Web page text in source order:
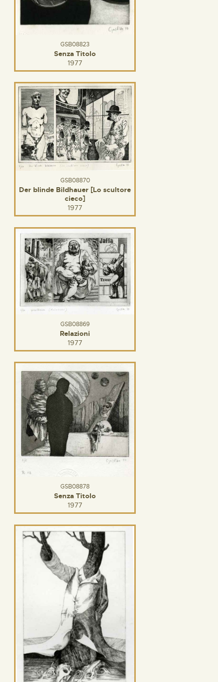
GSB08823
Senza Titolo
1977
GSB08870
Der blinde Bildhauer [Lo scultore
cieco]
1977
GSB08869
Relazioni
1977
GSB08878
Senza Titolo
1977